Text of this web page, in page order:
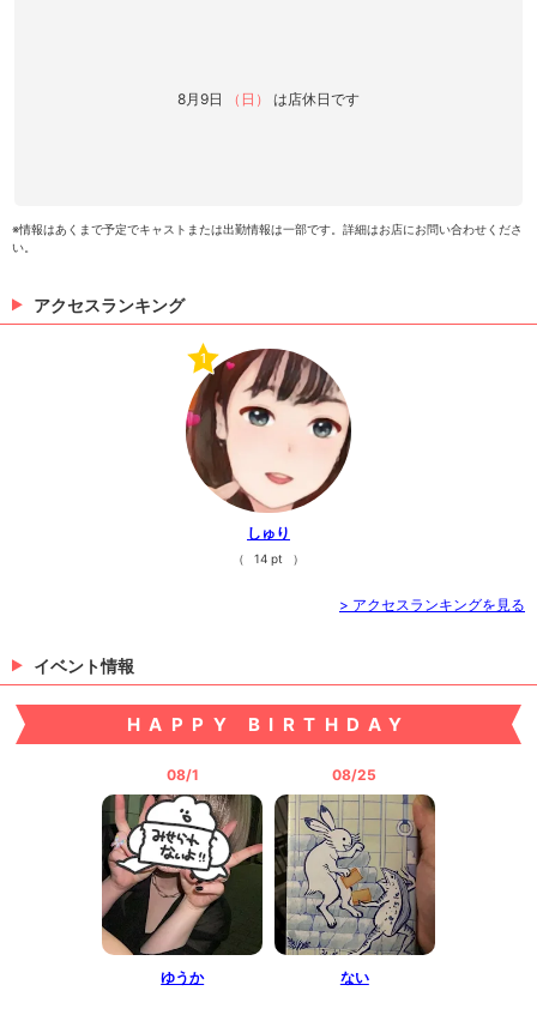
8月9日 （日） は店休日です
※情報はあくまで予定でキャストまたは出勤情報は一部です。詳細はお店にお問い合わせくださ
い。
アクセスランキング
1
しゅり
（ 14 pt ）
> アクセスランキングを見る
イベント情報
HAPPY BIRTHDAY
08/1
ゆうか
08/25
ない